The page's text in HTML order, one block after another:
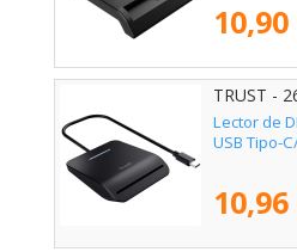
10,90
TRUST -
Lector de
USB Tipo-
10,96